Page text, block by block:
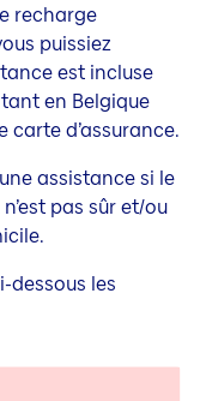
recharge
puissiez
est incluse
en Belgique
carte d’assurance.
assistance si le
pas sûr et/ou
dessous les